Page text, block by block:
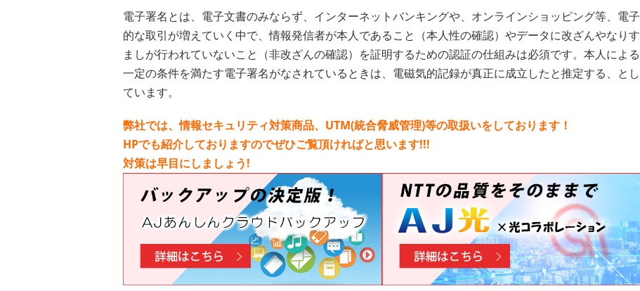
電子署名とは、電子文書のみならず、インターネットバンキングや、オンラインショッピング等、電子
的な取引が増えていく中で、情報発信者が本人であること（本人性の確認）やデータに改ざんやなりす
ましが行われていないこと（非改ざんの確認）を証明するための認証の仕組みは必須です。本人による
一定の条件を満たす電子署名がなされているときは、電磁気的記録が真正に成立したと推定する、とし
ています。
弊社では、情報セキュリティ対策商品、UTM(統合脅威管理)等の取扱いをしております！
HPでも紹介しておりますのでぜひご覧頂ければと思います!!!
対策は早目にしましょう!